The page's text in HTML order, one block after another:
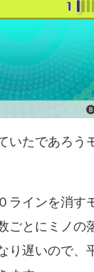
いたであろう
ラインを消す
ごとにミノ
り遅いので